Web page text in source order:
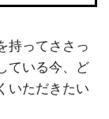
持ってささっ
ている今、ど
いただきたい